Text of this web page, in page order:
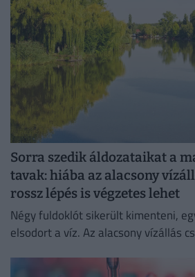
Sorra szedik áldozataikat a
tavak: hiába az alacsony
rossz lépés is végzetes lehet
Négy fuldoklót sikerült kimenteni,
elsodort a víz. Az alacsony vízállás